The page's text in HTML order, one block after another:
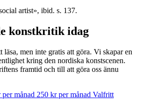
artist», ibid. s. 137.
konstkritik idag
men inte gratis att göra. Vi skapar en
kring den nordiska konstscenen.
framtid och till att göra oss ännu
per månad 250 kr per månad Valfritt